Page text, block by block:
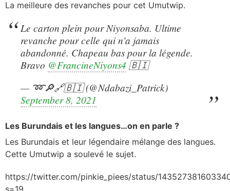
La meilleure des revanches pour cet Umutwip.
Le carton plein pour Niyonsaba. Ultime
revanche pour celle qui n'a jamais
abandonné. Chapeau bas pour la légende.
Bravo @FrancineNiyons4 🇧🇮
— ➿🔎🔗🇧🇮 (@Ndabazi_Patrick)
September 8, 2021
Les Burundais et les langues…on en parle ?
Les Burundais et leur légendaire mélange des langues.
Cette Umutwip a soulevé le sujet.
https://twitter.com/pinkie_piees/status/
s=19